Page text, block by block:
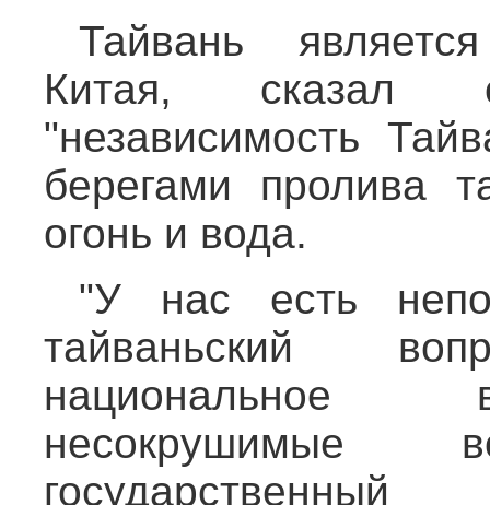
Тайвань
Китая, сказал
"независимость
берегами пролива
огонь и вода.
"У нас есть
тайваньский
национальное
несокрушимые